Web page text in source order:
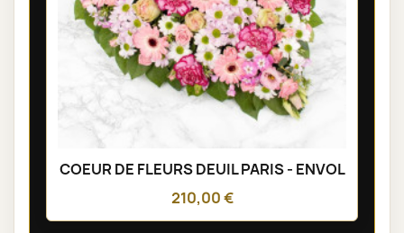
COEUR DE FLEURS DEUIL PARIS - ENVOL
210,00 €